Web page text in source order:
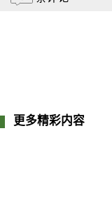
更多精彩内容